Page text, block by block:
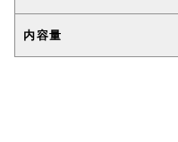
内容量